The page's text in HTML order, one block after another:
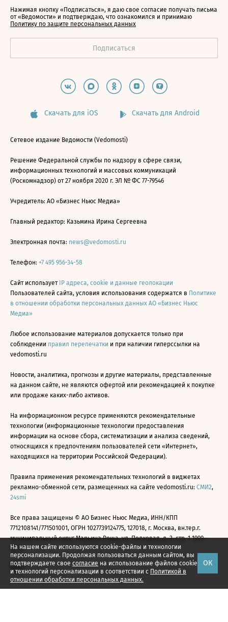
На нашем сайте используются cookie-файлы и технологии
персонализации. Продолжая пользоваться данным сайтом, вы
подтверждаете свое согласие на использование файлов cookie
и технологий персонализации в соответствии с Политикой в
отношении обработки персональных данных.
ОК
Нажимая кнопку «Подписаться», я даю свое согласие получать письма
от «Ведомости» и подтверждаю, что ознакомился и принимаю
Политику по защите персональных данных
Скачать для iOS Скачать для Android
Сетевое издание Ведомости (Vedomosti)
Решение Федеральной службы по надзору в сфере связи,
информационных технологий и массовых коммуникаций
(Роскомнадзор) от 27 ноября 2020 г. ЭЛ № ФС 77-79546
Учредитель: АО «Бизнес Ньюс Медиа»
Главный редактор: Казьмина Ирина Сергеевна
Электронная почта: news@vedomosti.ru
Телефон: +7 495 956-34-58
Сайт использует IP адреса, cookie и данные геолокации
Пользователей сайта, условия использования содержатся в Политике
в отношении обработки персональных данных АО «Бизнес Ньюс
Медиа»
Любое использование материалов допускается только при
соблюдении правил перепечатки и при наличии гиперссылки на
vedomosti.ru
Новости, аналитика, прогнозы и другие материалы, представленные
на данном сайте, не являются офертой или рекомендацией к покупке
или продаже каких-либо активов.
На информационном ресурсе применяются рекомендательные
технологии (информационные технологии предоставления
информации на основе сбора, систематизации и анализа сведений,
относящихся к предпочтениям пользователей сети «Интернет»,
находящихся на территории Российской Федерации).
Правила применения рекомендательных технологий в виджетах
рекламно-обменной сети, размещенных на сайте vedomosti.ru: СМИ2,
24smi
Все права защищены © АО Бизнес Ньюс Медиа, ИНН/КПП
7712108141/771501001, ОГРН 1027739124775, 127018, г. Москва, вн.тер.г.
муниципальный округ Марьина Роща, ул. Полковая, д. 3, стр. 1 1999—
2026